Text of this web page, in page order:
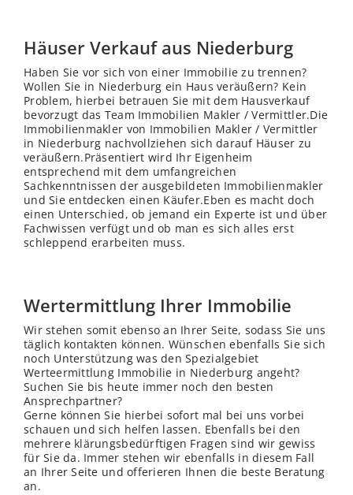
Häuser Verkauf aus Niederburg
Haben Sie vor sich von einer Immobilie zu trennen?
Wollen Sie in Niederburg ein Haus veräußern? Kein
Problem, hierbei betrauen Sie mit dem Hausverkauf
bevorzugt das Team Immobilien Makler / Vermittler.Die
Immobilienmakler von Immobilien Makler / Vermittler
in Niederburg nachvollziehen sich darauf Häuser zu
veräußern.Präsentiert wird Ihr Eigenheim
entsprechend mit dem umfangreichen
Sachkenntnissen der ausgebildeten Immobilienmakler
und Sie entdecken einen Käufer.Eben es macht doch
einen Unterschied, ob jemand ein Experte ist und über
Fachwissen verfügt und ob man es sich alles erst
schleppend erarbeiten muss.
Wertermittlung Ihrer Immobilie
Wir stehen somit ebenso an Ihrer Seite, sodass Sie uns
täglich kontakten können. Wünschen ebenfalls Sie sich
noch Unterstützung was den Spezialgebiet
Werteermittlung Immobilie in Niederburg angeht?
Suchen Sie bis heute immer noch den besten
Ansprechpartner?
Gerne können Sie hierbei sofort mal bei uns vorbei
schauen und sich helfen lassen. Ebenfalls bei den
mehrere klärungsbedürftigen Fragen sind wir gewiss
für Sie da. Immer stehen wir ebenfalls in diesem Fall
an Ihrer Seite und offerieren Ihnen die beste Beratung
an.